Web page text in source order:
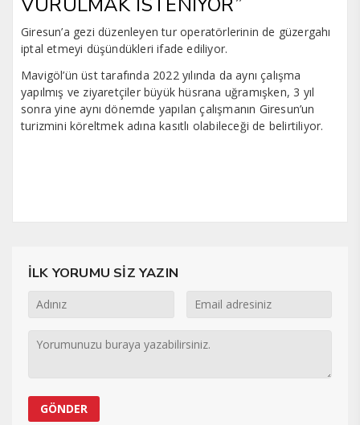
Giresun’a gezi düzenleyen tur operatörlerinin de güzergahı
iptal etmeyi düşündükleri ifade ediliyor.
Mavigöl’ün üst tarafında 2022 yılında da aynı çalışma
yapılmış ve ziyaretçiler büyük hüsrana uğramışken, 3 yıl
sonra yine aynı dönemde yapılan çalışmanın Giresun’un
turizmini köreltmek adına kasıtlı olabileceği de belirtiliyor.
İLK YORUMU SİZ YAZIN